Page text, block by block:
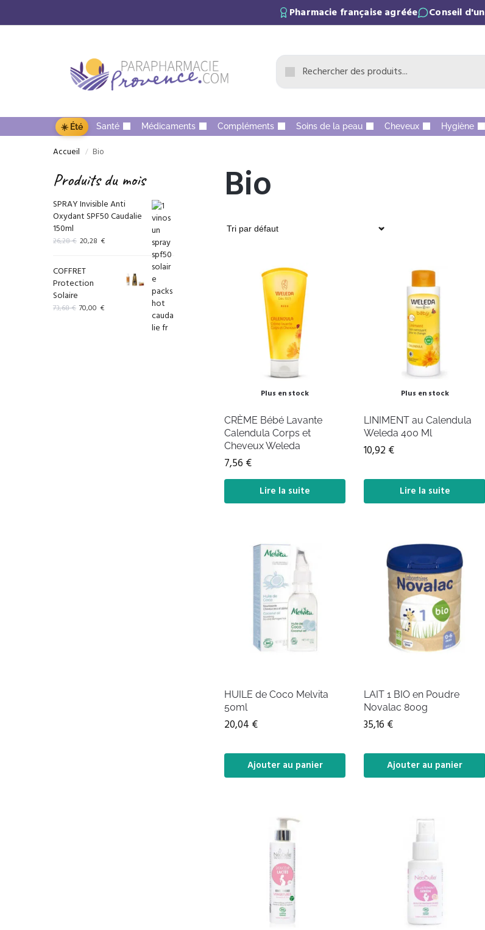
Pharmacie française agréée Conseil
☀️ Été Santé Médicaments Compléments Soins de la peau Cheveux Hygiène
Accueil / Bio
Bio
Plus en stock
CRÈME Bébé Lavante
Calendula Corps et
Cheveux Weleda
7,56 €
Lire la suite
Plus en stock
LINIMENT au Calendula
Weleda 400 Ml
10,92 €
Lire la suite
HUILE de Coco Melvita
50ml
20,04 €
Ajouter au panier
LAIT 1 BIO en Poudre
Novalac 800g
35,16 €
Ajouter au panier
Produits du mois
SPRAY Invisible Anti
Oxydant SPF50 Caudalie
150ml
26,28€ 20,28 €
COFFRET
Protection
Solaire
73,68€ 70,00 €